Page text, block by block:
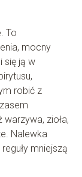
To
mocny
się ją w
robić z
zioła,
Nalewka
mniejszą